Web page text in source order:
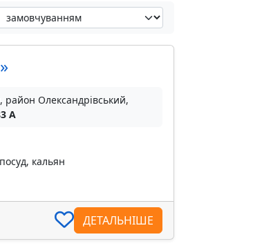
район Олександрівський,
А
кальян
ДЕТАЛЬНІШЕ